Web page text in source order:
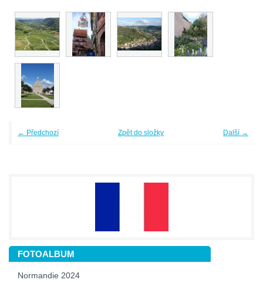
← Předchozí Další →
Zpět do složky
FOTOALBUM
Normandie 2024